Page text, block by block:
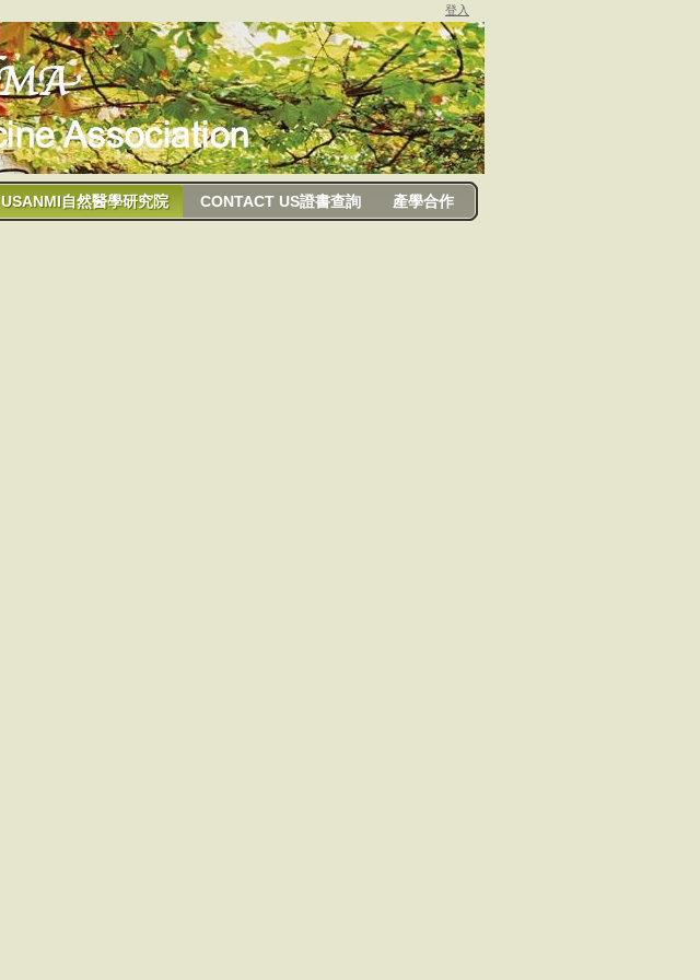
登入
USANMI自然醫學研究院 CONTACT US證書查詢 產學合作